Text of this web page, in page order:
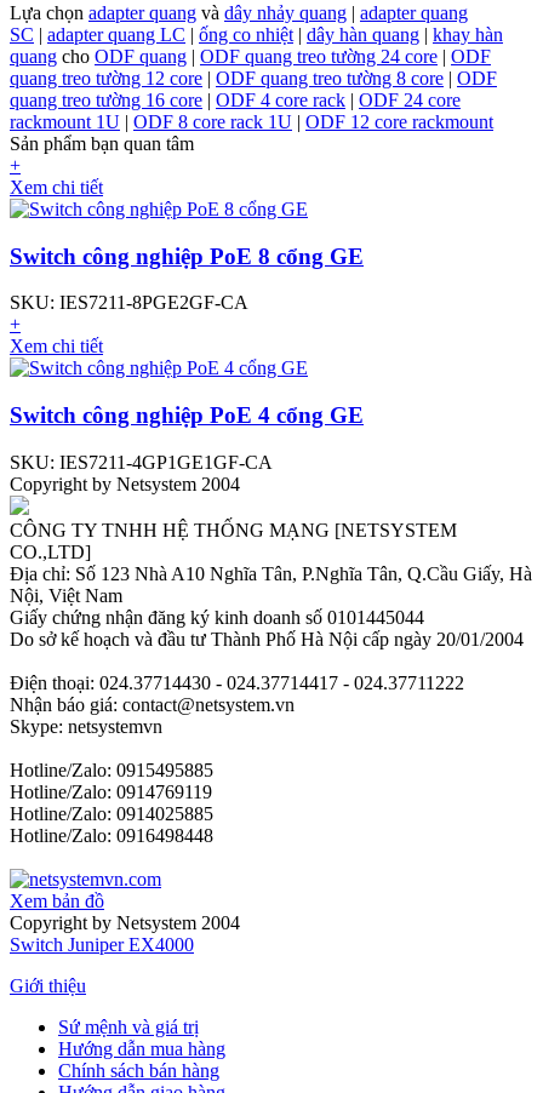
Lựa chọn adapter quang và dây nhảy quang | adapter quang
SC | adapter quang LC | ống co nhiệt | dây hàn quang | khay hàn
quang cho ODF quang | ODF quang treo tường 24 core | ODF
quang treo tường 12 core | ODF quang treo tường 8 core | ODF
quang treo tường 16 core | ODF 4 core rack | ODF 24 core
rackmount 1U | ODF 8 core rack 1U | ODF 12 core rackmount
Sản phẩm bạn quan tâm
+
Xem chi tiết
Switch công nghiệp PoE 8 cổng GE
SKU: IES7211-8PGE2GF-CA
+
Xem chi tiết
Switch công nghiệp PoE 4 cổng GE
SKU: IES7211-4GP1GE1GF-CA
Copyright by Netsystem 2004
CÔNG TY TNHH HỆ THỐNG MẠNG [NETSYSTEM
CO.,LTD]
Địa chỉ: Số 123 Nhà A10 Nghĩa Tân, P.Nghĩa Tân, Q.Cầu Giấy, Hà
Nội, Việt Nam
Giấy chứng nhận đăng ký kinh doanh số 0101445044
Do sở kế hoạch và đầu tư Thành Phố Hà Nội cấp ngày 20/01/2004
Điện thoại: 024.37714430 - 024.37714417 - 024.37711222
Nhận báo giá: contact@netsystem.vn
Skype: netsystemvn
Hotline/Zalo: 0915495885
Hotline/Zalo: 0914769119
Hotline/Zalo: 0914025885
Hotline/Zalo: 0916498448
Xem bản đồ
Copyright by Netsystem 2004
Switch Juniper EX4000
Giới thiệu
Sứ mệnh và giá trị
Hướng dẫn mua hàng
Chính sách bán hàng